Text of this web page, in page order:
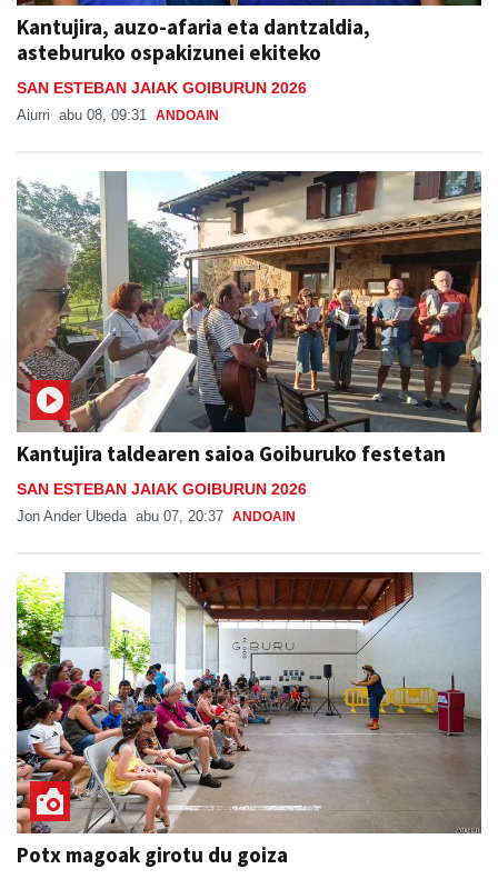
Kantujira, auzo-afaria eta dantzaldia,
asteburuko ospakizunei ekiteko
SAN ESTEBAN JAIAK GOIBURUN 2026
Aiurri abu 08, 09:31 ANDOAIN
Kantujira taldearen saioa Goiburuko festetan
SAN ESTEBAN JAIAK GOIBURUN 2026
Jon Ander Ubeda abu 07, 20:37 ANDOAIN
Potx magoak girotu du goiza